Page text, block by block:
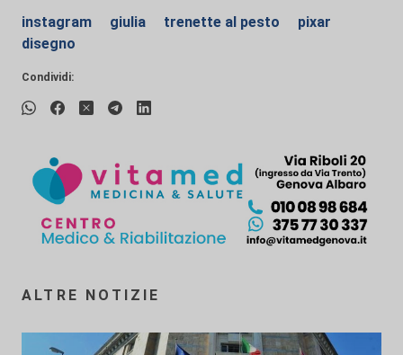
instagram giulia trenette al pesto
pixar
disegno
Condividi:
ALTRE NOTIZIE